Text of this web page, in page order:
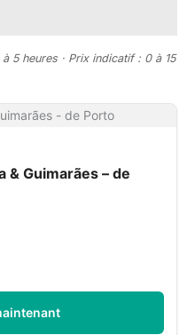
5 heures · Prix indicatif : 0 à 15
& Guimarães – de